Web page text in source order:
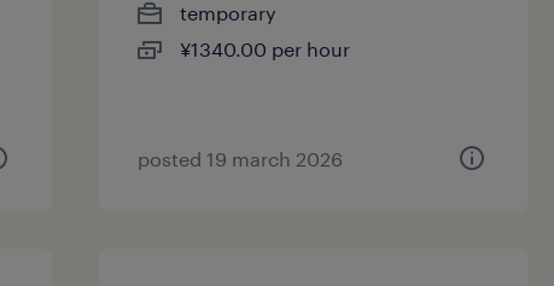
temporary
¥1340.00 per hour
posted 19 march 2026